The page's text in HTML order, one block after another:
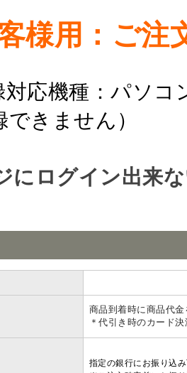
様用：ご注
対応機種：パソ
きません）
にログイン出来
商品到着時に商品代
＊代引き時のカード
指定の銀行にお振り込